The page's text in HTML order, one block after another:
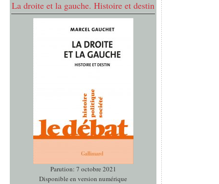
La droite et la gauche. Histoire et destin
Parution: 7 octobre 2021
Disponible en version numérique